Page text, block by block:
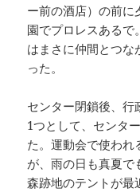
ー前の酒店）の前に
園でプロレスあるで
はまさに仲間とつ
った。
センター閉鎖後、
1つとして、センタ
た。運動会で使わ
が、雨の日も真夏
森跡地のテントが最